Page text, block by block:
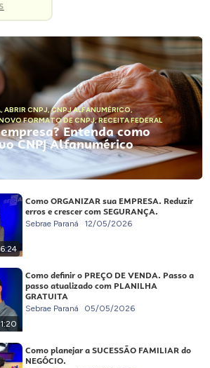
, ABRIR CNPJ,CNPJ ALFANUMÉRICO,
FORMATO DE CNPJ,RECEITA FEDERAL
Entenda como
CNPJ Alfanumérico
Como ORGANIZAR sua EMPRESA. Reduzir
erros e crescer com SEGURANÇA.
Sebrae Paraná 12/05/2026
Como definir o PREÇO DE VENDA. Passo a
passo atualizado com PLANILHA
GRATUITA
Sebrae Paraná 05/05/2026
Como planejar a SUCESSÃO FAMILIAR do
NEGÓCIO.